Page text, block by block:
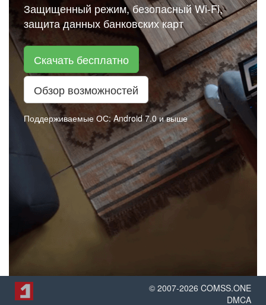
Защищенный режим, безопасный Wi-Fi,
защита данных банковских карт
Скачать бесплатно
Обзор возможностей
Поддерживаемые ОС: Android 7.0 и выше
© 2007-2026 COMSS.ONE
DMCA